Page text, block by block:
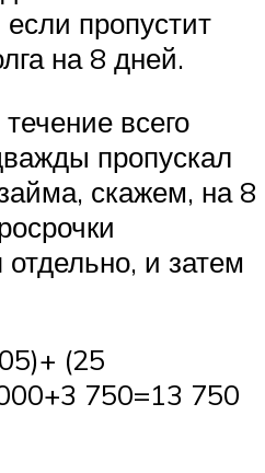
пропустит
на 8 дней.
всего
пропускал
скажем, на 8
и затем
(25
750=13 750